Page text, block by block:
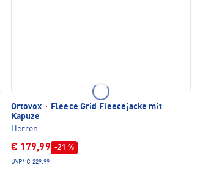
Ortovox ·
Fleece Grid Fleecejacke mit
Kapuze
Herren
€ 179,99 -21 %
UVP* € 229,99